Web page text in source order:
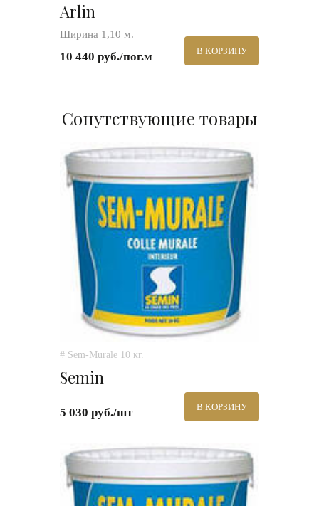
Arlin
Ширина 1,10 м.
10 440 руб./пог.м В КОРЗИНУ
Сопутствующие товары
# Sem-Murale 10 кг.
Semin
5 030 руб./шт В КОРЗИНУ